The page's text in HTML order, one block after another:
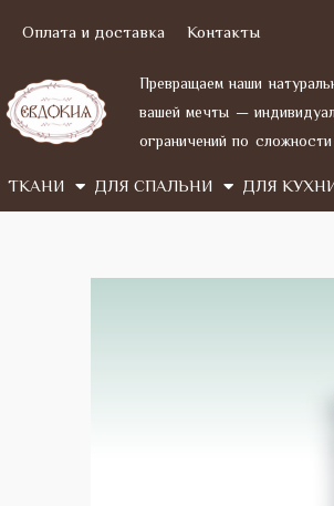
Оплата и доставка Контакты
Превращаем наши
вашей мечты —
ограничений по сложности
TКАНИ ДЛЯ СПАЛЬНИ ДЛЯ